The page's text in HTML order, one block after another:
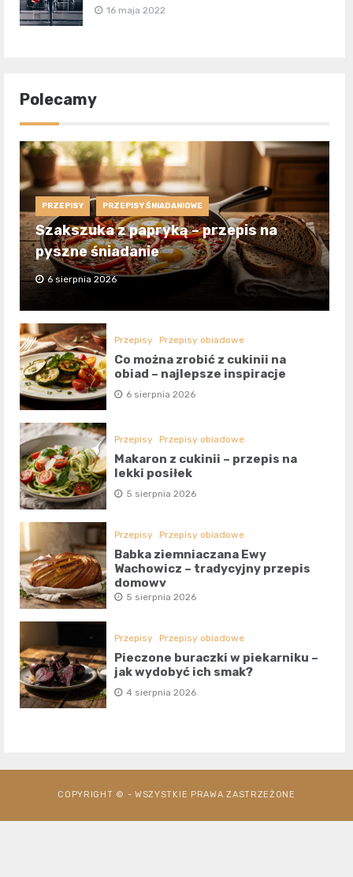
16 maja 2022
Polecamy
PRZEPISY PRZEPISY ŚNIADANIOWE
Szakszuka z papryką – przepis na
pyszne śniadanie
6 sierpnia 2026
Przepisy Przepisy obiadowe
Co można zrobić z cukinii na
obiad – najlepsze inspiracje
6 sierpnia 2026
Przepisy Przepisy obiadowe
Makaron z cukinii – przepis na
lekki posiłek
5 sierpnia 2026
Przepisy Przepisy obiadowe
Babka ziemniaczana Ewy
Wachowicz – tradycyjny przepis
domowy
5 sierpnia 2026
Przepisy Przepisy obiadowe
Pieczone buraczki w piekarniku –
jak wydobyć ich smak?
4 sierpnia 2026
COPYRIGHT © - WSZYSTKIE PRAWA ZASTRZEŻONE